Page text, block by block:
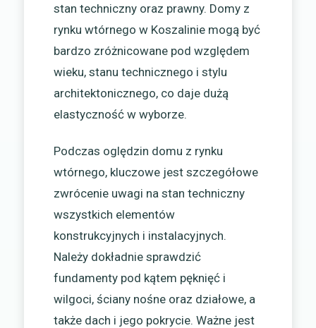
stan techniczny oraz prawny. Domy z
rynku wtórnego w Koszalinie mogą być
bardzo zróżnicowane pod względem
wieku, stanu technicznego i stylu
architektonicznego, co daje dużą
elastyczność w wyborze.
Podczas oględzin domu z rynku
wtórnego, kluczowe jest szczegółowe
zwrócenie uwagi na stan techniczny
wszystkich elementów
konstrukcyjnych i instalacyjnych.
Należy dokładnie sprawdzić
fundamenty pod kątem pęknięć i
wilgoci, ściany nośne oraz działowe, a
także dach i jego pokrycie. Ważne jest